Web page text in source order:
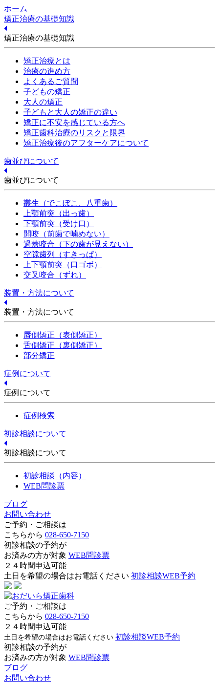
ホーム
矯正治療の基礎知識
矯正治療の基礎知識
矯正治療とは
治療の進め方
よくあるご質問
子どもの矯正
大人の矯正
子どもと大人の矯正の違い
矯正に不安を感じている方へ
矯正歯科治療のリスクと限界
矯正治療後のアフターケアについて
歯並びについて
歯並びについて
叢生（でこぼこ、八重歯）
上顎前突（出っ歯）
下顎前突（受け口）
開咬（前歯で噛めない）
過蓋咬合（下の歯が見えない）
空隙歯列（すきっぱ）
上下顎前突（口ゴボ）
交叉咬合（ずれ）
装置・方法について
装置・方法について
唇側矯正（表側矯正）
舌側矯正（裏側矯正）
部分矯正
症例について
症例について
症例検索
初診相談について
初診相談について
初診相談（内容）
WEB問診票
ブログ
お問い合わせ
ご予約・ご相談は
こちらから 028-650-7150
初診相談の予約が
お済みの方が対象 WEB問診票
２４時間申込可能
土日を希望の場合はお電話ください 初診相談WEB予約
ご予約・ご相談は
こちらから 028-650-7150
２４時間申込可能
土日を希望の場合はお電話ください 初診相談WEB予約
初診相談の予約が
お済みの方が対象 WEB問診票
ブログ
お問い合わせ